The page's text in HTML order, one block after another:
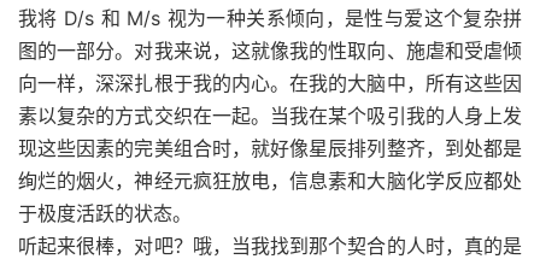
我将 D/s 和 M/s 视为一种关系倾向，是性与爱这个复杂拼
图的一部分。对我来说，这就像我的性取向、施虐和受虐倾
向一样，深深扎根于我的内心。在我的大脑中，所有这些因
素以复杂的方式交织在一起。当我在某个吸引我的人身上发
现这些因素的完美组合时，就好像星辰排列整齐，到处都是
绚烂的烟火，神经元疯狂放电，信息素和大脑化学反应都处
于极度活跃的状态。
听起来很棒，对吧？哦，当我找到那个契合的人时，真的是